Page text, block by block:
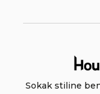
Sokak stiline